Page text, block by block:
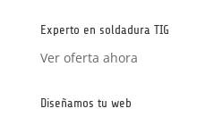
Experto en soldadura TIG
Ver oferta ahora
Diseñamos tu web